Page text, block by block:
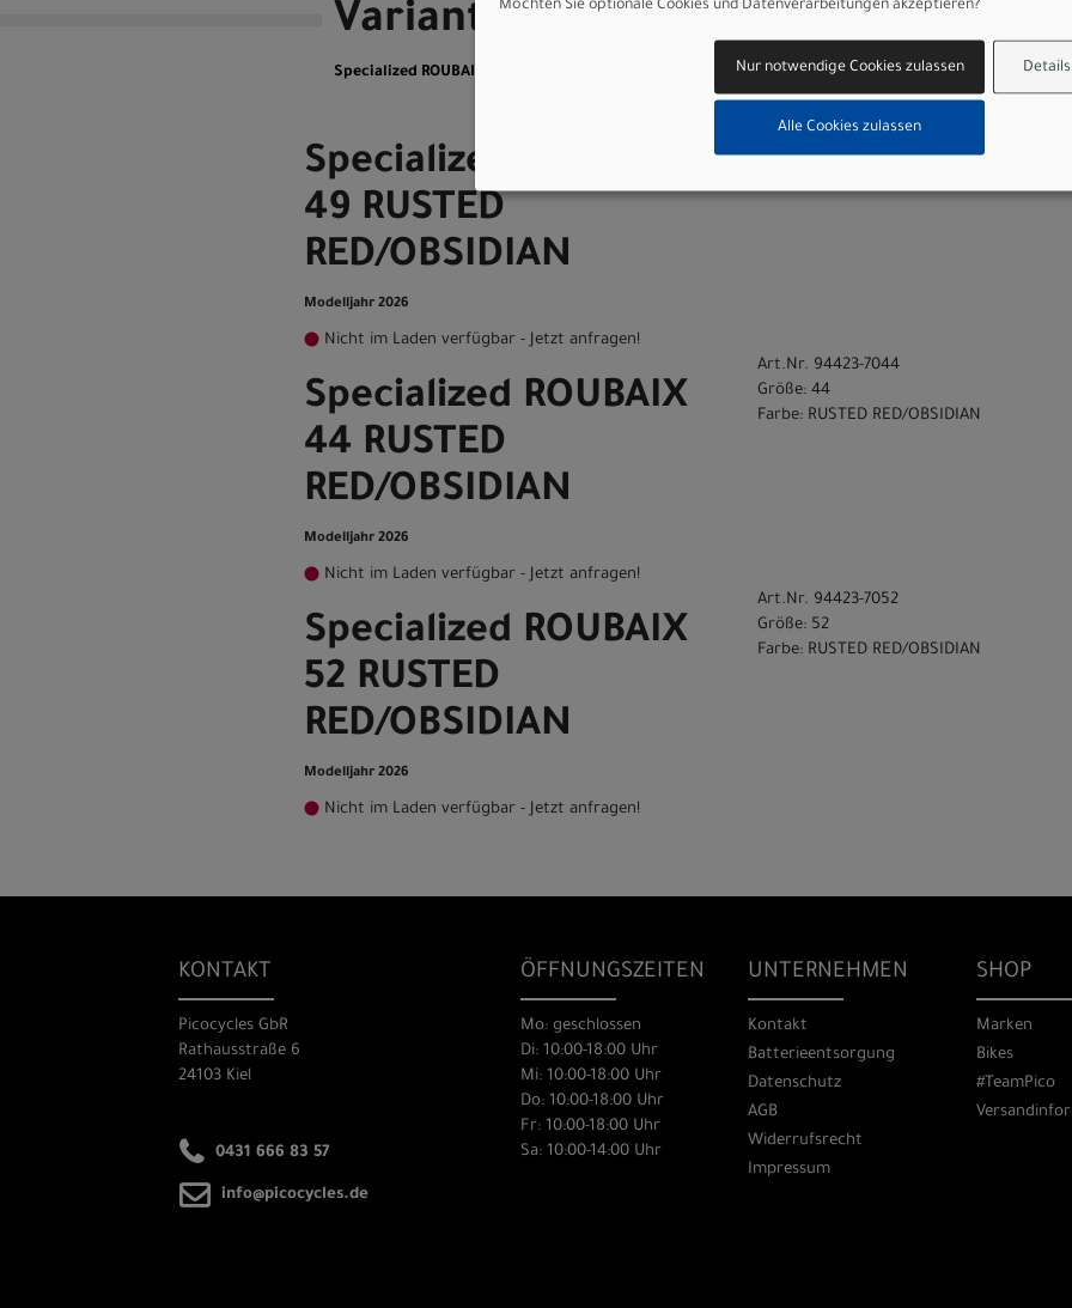
Varianten
Specialized ROUBAIX 61 RUSTED RED/OBSIDIAN
Specialized ROUBAIX
49 RUSTED
RED/OBSIDIAN
Modelljahr 2026
Nicht im Laden verfügbar - Jetzt anfragen!
Art.Nr. 94423-7049
Größe: 49
Specialized ROUBAIX
44 RUSTED
RED/OBSIDIAN
Modelljahr 2026
Nicht im Laden verfügbar - Jetzt anfragen!
Art.Nr. 94423-7044
Größe: 44
Farbe: RUSTED RED/OBSIDIAN
Specialized ROUBAIX
52 RUSTED
RED/OBSIDIAN
Modelljahr 2026
Nicht im Laden verfügbar - Jetzt anfragen!
Art.Nr. 94423-7052
Größe: 52
Farbe: RUSTED RED/OBSIDIAN
KONTAKT
Picocycles GbR
Rathausstraße 6
24103 Kiel
0431 666 83 57
info@picocycles.de
ÖFFNUNGSZEITEN
Mo: geschlossen
Di: 10:00-18:00 Uhr
Mi: 10:00-18:00 Uhr
Do: 10:00-18:00 Uhr
Fr: 10:00-18:00 Uhr
Sa: 10:00-14:00 Uhr
UNTERNEHMEN
Kontakt
Batterieentsorgung
Datenschutz
AGB
Widerrufsrecht
Impressum
SHOP
Marken
Bikes
#TeamPico
Möchten Sie optionale Cookies und Datenverarbeitungen akzeptieren?
Details
Nur notwendige Cookies zulassen
Alle Cookies zulassen